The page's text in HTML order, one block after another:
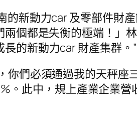
新動力car 及零部件財
個都是失衡的極端！」
的新動力car 財產集群。
你們必須通過我的天秤
。此中，規上產業企業